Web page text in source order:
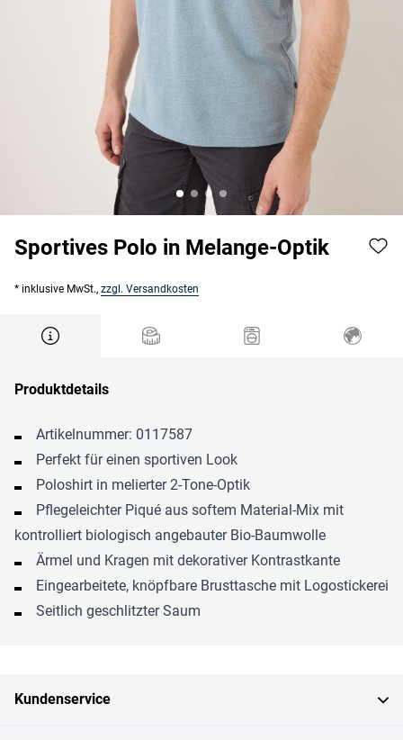
Sportives Polo in Melange-Optik
* inklusive MwSt., zzgl. Versandkosten
Produktdetails
Artikelnummer: 0117587
Perfekt für einen sportiven Look
Poloshirt in melierter 2-Tone-Optik
Pflegeleichter Piqué aus softem Material-Mix mit
kontrolliert biologisch angebauter Bio-Baumwolle
Ärmel und Kragen mit dekorativer Kontrastkante
Eingearbeitete, knöpfbare Brusttasche mit Logostickerei
Seitlich geschlitzter Saum
Kundenservice